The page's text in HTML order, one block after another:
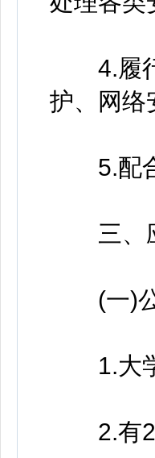
4.履行
护、网络
5.配合
三、
(一)公
1.大学
2.有2